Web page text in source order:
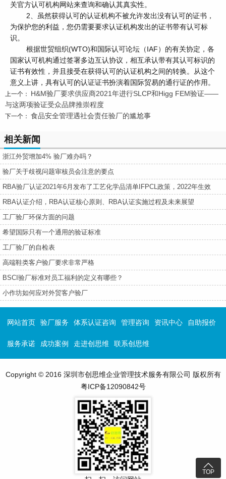
关官方认可机构网站来查询和确认其真实性。
2、虽然获得认可的认证机构不被允许发出没有认可的证书，
为保护您的利益，您仍需要要求认证机构发出的证书带有认可标
识。
根据世贸组织(WTO)和国际认可论坛（IAF）的有关协定，各
国家认可机构通过签署多边互认协议，相互承认带有其认可标识的
证书有效性，并且接受在获得认可的认证机构之间的转换。从这个
意义上讲，具有认可的认证证书扮演着国际贸易的通行证的作用。
上一个： H&M验厂要求供应商2021年进行SLCP和Higg FEM验证——
与这两项验证受众品牌推崇程度
下一个： 食品安全管理遇社会责任验厂的尴尬事
相关新闻
浙江外贸增加4% 验厂难办吗？
验厂关于歧视问题审核员会注意的要点
RBA验厂认证2021年6月发布了工艺化学品清单IFPCL政策，2022年生效
RBA认证介绍，RBA认证核心原则、RBA认证实施过程及未来展望
工厂验厂环保方面的问题
希望国际只有一个通用的验证标准
工厂验厂的自检表
高端鞋类客户验厂要求非常严格
BSCI验厂标准对员工福利的定义有哪些？
小作坊如何应对外贸客户验厂

TOP
网站首页 验厂服务 体系认证咨询 管理咨询 资讯中心 自助报价
服务承诺 成功案例 走进创思维 联系创思维
Copyright © 2016 深圳市创思维企业管理技术服务有限公司 版权所有
粤ICP备12090842号